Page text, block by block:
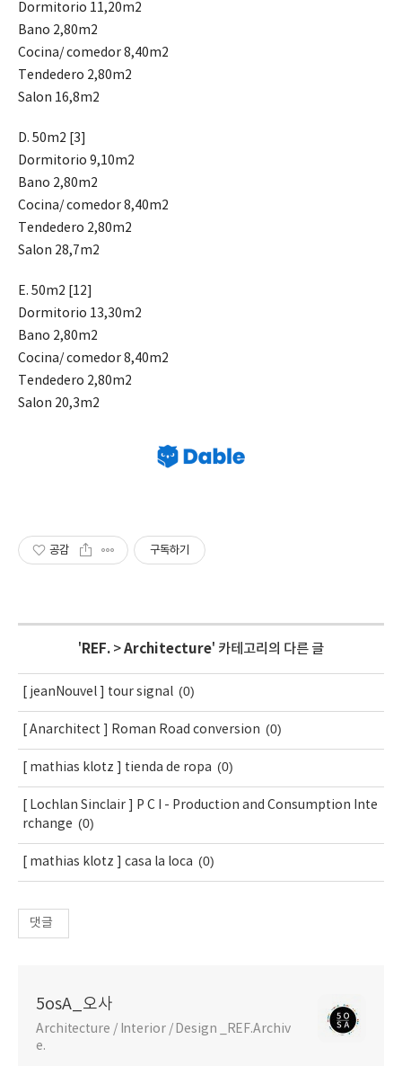
Dormitorio 11,20m2
Bano 2,80m2
Cocina/ comedor 8,40m2
Tendedero 2,80m2
Salon 16,8m2
D. 50m2 [3]
Dormitorio 9,10m2
Bano 2,80m2
Cocina/ comedor 8,40m2
Tendedero 2,80m2
Salon 28,7m2
E. 50m2 [12]
Dormitorio 13,30m2
Bano 2,80m2
Cocina/ comedor 8,40m2
Tendedero 2,80m2
Salon 20,3m2
공감 구독하기
' REF. >Architecture' 카테고리의 다른 글
[ jeanNouvel ] tour signal (0)
[ Anarchitect ] Roman Road conversion (0)
[ mathias klotz ] tienda de ropa (0)
[ Lochlan Sinclair ] P C I - Production and Consumption Inte
rchange (0)
[ mathias klotz ] casa la loca (0)
댓글
5osA_오사
Architecture / Interior / Design _REF.Archiv
e.